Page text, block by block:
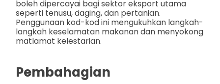
boleh dipercayai bagi sektor eksport utama
seperti tenusu, daging, dan pertanian.
Penggunaan kod-kod ini mengukuhkan langkah-
langkah keselamatan makanan dan menyokong
matlamat kelestarian.
Pembahagian